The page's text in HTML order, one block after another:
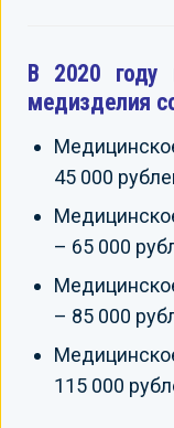
В 2020 году
медизделия
45 000
– 65 000
– 85 000
115 000